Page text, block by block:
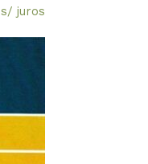
s/ juros